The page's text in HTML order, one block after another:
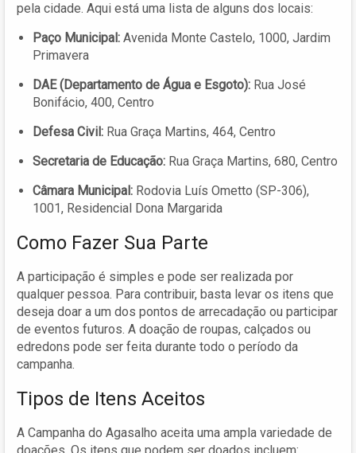
pela cidade. Aqui está uma lista de alguns dos locais:
Paço Municipal: Avenida Monte Castelo, 1000, Jardim
Primavera
DAE (Departamento de Água e Esgoto): Rua José
Bonifácio, 400, Centro
Defesa Civil: Rua Graça Martins, 464, Centro
Secretaria de Educação: Rua Graça Martins, 680, Centro
Câmara Municipal: Rodovia Luís Ometto (SP-306),
1001, Residencial Dona Margarida
Como Fazer Sua Parte
A participação é simples e pode ser realizada por
qualquer pessoa. Para contribuir, basta levar os itens que
deseja doar a um dos pontos de arrecadação ou participar
de eventos futuros. A doação de roupas, calçados ou
edredons pode ser feita durante todo o período da
campanha.
Tipos de Itens Aceitos
A Campanha do Agasalho aceita uma ampla variedade de